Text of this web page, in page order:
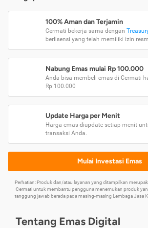
100% Aman dan Terjamin
Cermati bekerja sama dengan
berlisensi yang telah memiliki izin
Nabung Emas mulai Rp 100.000
Anda bisa membeli emas di Cermati
Rp 100.000
Update Harga per Menit
Harga emas diupdate setiap menit
transaksi Anda.
Mulai Investasi Emas
Perhatian: Produk dan/atau layanan yang ditampilkan
Cermati untuk membantu pengguna menemukan produk
tanggung jawab berada pada masing-masing Lembaga Jasa
Tentang Emas Digital